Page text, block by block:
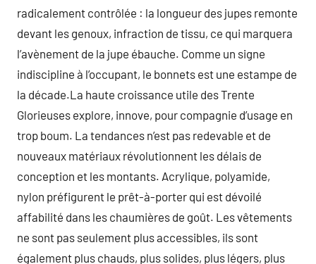
radicalement contrôlée : la longueur des jupes remonte
devant les genoux, infraction de tissu, ce qui marquera
l’avènement de la jupe ébauche. Comme un signe
indiscipline à l’occupant, le bonnets est une estampe de
la décade.La haute croissance utile des Trente
Glorieuses explore, innove, pour compagnie d’usage en
trop boum. La tendances n’est pas redevable et de
nouveaux matériaux révolutionnent les délais de
conception et les montants. Acrylique, polyamide,
nylon préfigurent le prêt-à-porter qui est dévoilé
affabilité dans les chaumières de goût. Les vêtements
ne sont pas seulement plus accessibles, ils sont
également plus chauds, plus solides, plus légers, plus